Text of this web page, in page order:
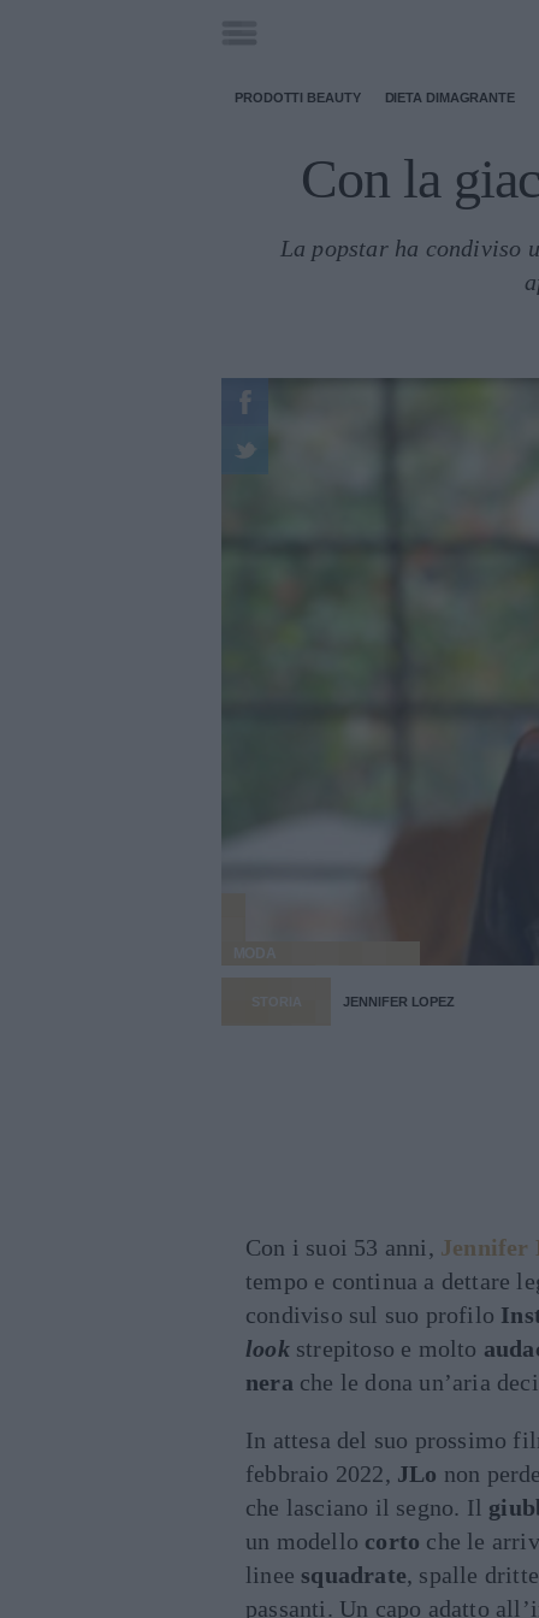
PRODOTTI BEAUTY DIETA DIMAGRANTE
Con la
La popstar ha condiviso
MODA
STORIA JENNIFER LOPEZ
Con i suoi 53 anni, Jennifer
tempo e continua a dettare
condiviso sul suo profilo
lookstrepitoso e molto
nera che le dona un’aria
In attesa del suo prossimo
febbraio 2022, JLo non
che lasciano il segno. Il
un modello corto che le
linee squadrate, spalle
passanti. Un capo adatto